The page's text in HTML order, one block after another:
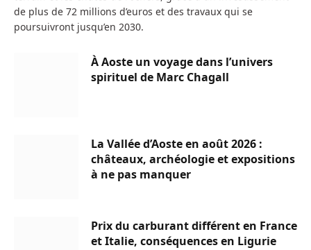
de plus de 72 millions d’euros et des travaux qui se
poursuivront jusqu’en 2030.
À Aoste un voyage dans l’univers
spirituel de Marc Chagall
La Vallée d’Aoste en août 2026 :
châteaux, archéologie et expositions
à ne pas manquer
Prix du carburant différent en France
et Italie, conséquences en Ligurie